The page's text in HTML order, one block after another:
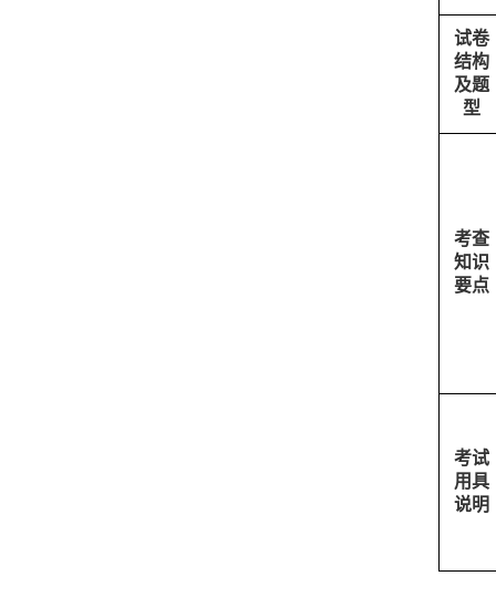
试卷
结构
及题
型
考查
知识
要点
考试
用具
说明